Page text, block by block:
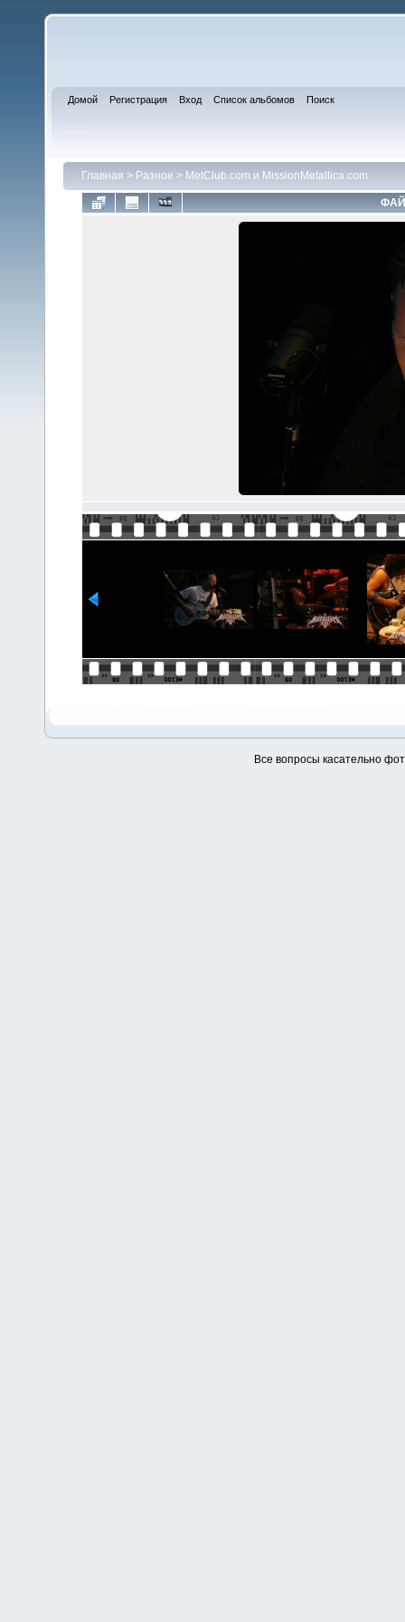
Домой Регистрация Вход Список альбомов Поиск
Главная > Разное > MetClub.com и MissionMetallica.com
Все вопросы касательно